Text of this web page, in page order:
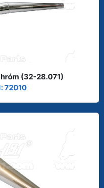
(32-28.071)
72010